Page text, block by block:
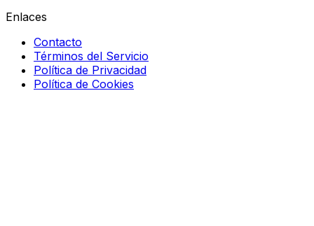
Enlaces
Contacto
Términos del Servicio
Política de Privacidad
Política de Cookies